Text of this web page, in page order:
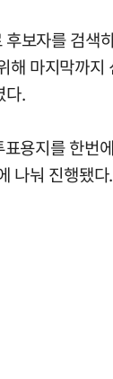
보자를 검색
해 마지막까지
다.
용지를 한번
나눠 진행됐다.